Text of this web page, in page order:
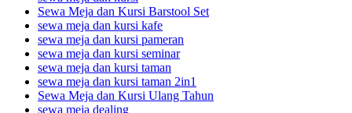
Sewa Meja dan Kursi Barstool Set
sewa meja dan kursi kafe
sewa meja dan kursi pameran
sewa meja dan kursi seminar
sewa meja dan kursi taman
sewa meja dan kursi taman 2in1
Sewa Meja dan Kursi Ulang Tahun
sewa meja dealing